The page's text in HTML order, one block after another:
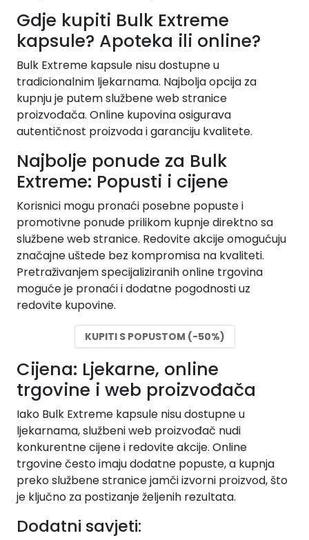
Gdje kupiti Bulk Extreme
kapsule? Apoteka ili online?
Bulk Extreme kapsule nisu dostupne u
tradicionalnim ljekarnama. Najbolja opcija za
kupnju je putem službene web stranice
proizvođača. Online kupovina osigurava
autentičnost proizvoda i garanciju kvalitete.
Najbolje ponude za Bulk
Extreme: Popusti i cijene
Korisnici mogu pronaći posebne popuste i
promotivne ponude prilikom kupnje direktno sa
službene web stranice. Redovite akcije omogućuju
značajne uštede bez kompromisa na kvaliteti.
Pretraživanjem specijaliziranih online trgovina
moguće je pronaći i dodatne pogodnosti uz
redovite kupovine.
KUPITI S POPUSTOM (-50%)
Cijena: Ljekarne, online
trgovine i web proizvođača
Iako Bulk Extreme kapsule nisu dostupne u
ljekarnama, službeni web proizvođač nudi
konkurentne cijene i redovite akcije. Online
trgovine često imaju dodatne popuste, a kupnja
preko službene stranice jamči izvorni proizvod, što
je ključno za postizanje željenih rezultata.
Dodatni savjeti: